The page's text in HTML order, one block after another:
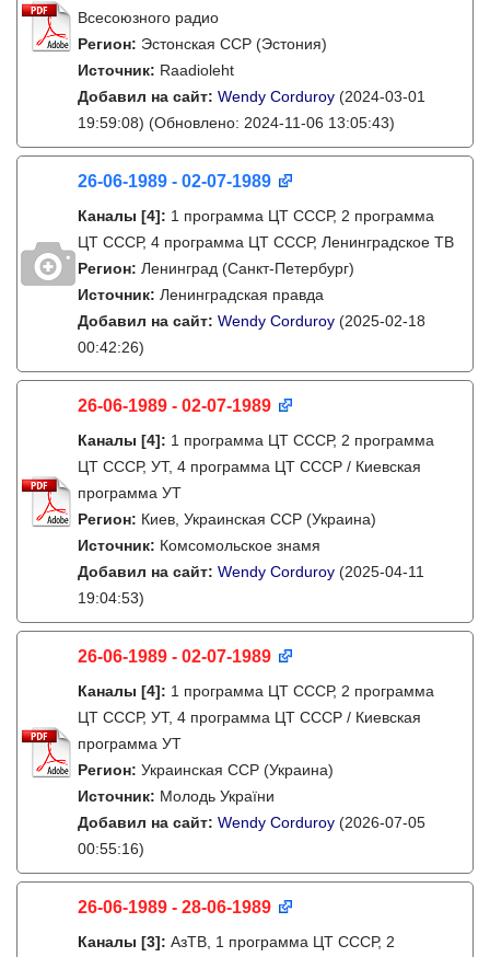
Всесоюзного радио
Регион: Эстонская ССР (Эстония)
Источник: Raadioleht
Добавил на сайт: Wendy Corduroy (2024-03-01
19:59:08) (Обновлено: 2024-11-06 13:05:43)
26-06-1989 - 02-07-1989
Каналы [4]: 1 программа ЦТ СССР, 2 программа
ЦТ СССР, 4 программа ЦТ СССР, Ленинградское ТВ
Регион: Ленинград (Санкт-Петербург)
Источник: Ленинградская правда
Добавил на сайт: Wendy Corduroy (2025-02-18
00:42:26)
26-06-1989 - 02-07-1989
Каналы [4]: 1 программа ЦТ СССР, 2 программа
ЦТ СССР, УТ, 4 программа ЦТ СССР / Киевская
программа УТ
Регион: Киев, Украинская ССР (Украина)
Источник: Комсомольское знамя
Добавил на сайт: Wendy Corduroy (2025-04-11
19:04:53)
26-06-1989 - 02-07-1989
Каналы [4]: 1 программа ЦТ СССР, 2 программа
ЦТ СССР, УТ, 4 программа ЦТ СССР / Киевская
программа УТ
Регион: Украинская ССР (Украина)
Источник: Молодь України
Добавил на сайт: Wendy Corduroy (2026-07-05
00:55:16)
26-06-1989 - 28-06-1989
Каналы [3]: АзТВ, 1 программа ЦТ СССР, 2